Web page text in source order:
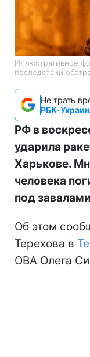
Иллюстративное
последствий
Не трать
РБК-
РФ в
ударила
Харькове.
человека
под
Об этом
Терехова в
ОВА Олега